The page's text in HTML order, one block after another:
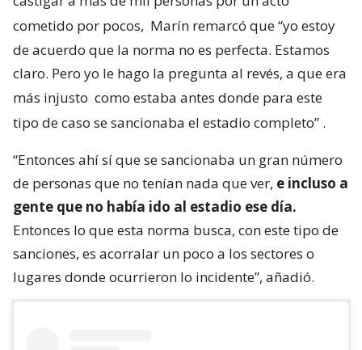
cometido por pocos, Marín remarcó que “yo estoy
de acuerdo que la norma no es perfecta. Estamos
claro. Pero yo le hago la pregunta al revés, a que era
más injusto como estaba antes donde para este
tipo de caso se sancionaba el estadio completo” .
“Entonces ahí sí que se sancionaba un gran número
de personas que no tenían nada que ver, e incluso a
gente que no había ido al estadio ese día.
Entonces lo que esta norma busca, con este tipo de
sanciones, es acorralar un poco a los sectores o
lugares donde ocurrieron lo incidente”, añadió.